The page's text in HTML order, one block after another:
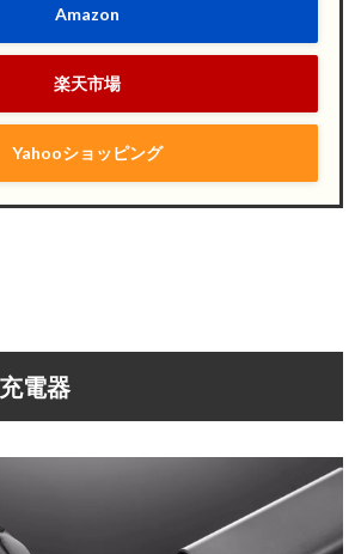
Amazon
楽天市場
Yahooショッピング
電器